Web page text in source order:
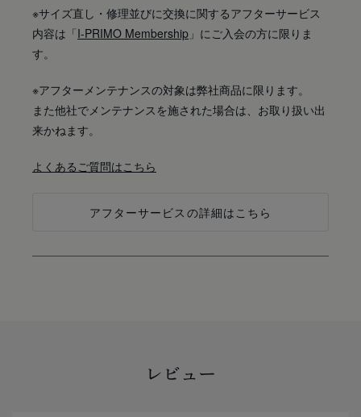
※サイズ直し・修理並びに交換に関するアフターサービス
内容は「I-PRIMO Membership 」にご入会の方に限りま
す。
※アフターメンテナンスの対象は弊社商品に限ります。
また他社でメンテナンスを施された場合は、お取り扱い出
来かねます。
よくあるご質問はこちら
アフターサービスの詳細はこちら
レビュー